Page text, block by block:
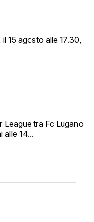
15 agosto alle 17.30,
League tra Fc Lugano
alle 14...